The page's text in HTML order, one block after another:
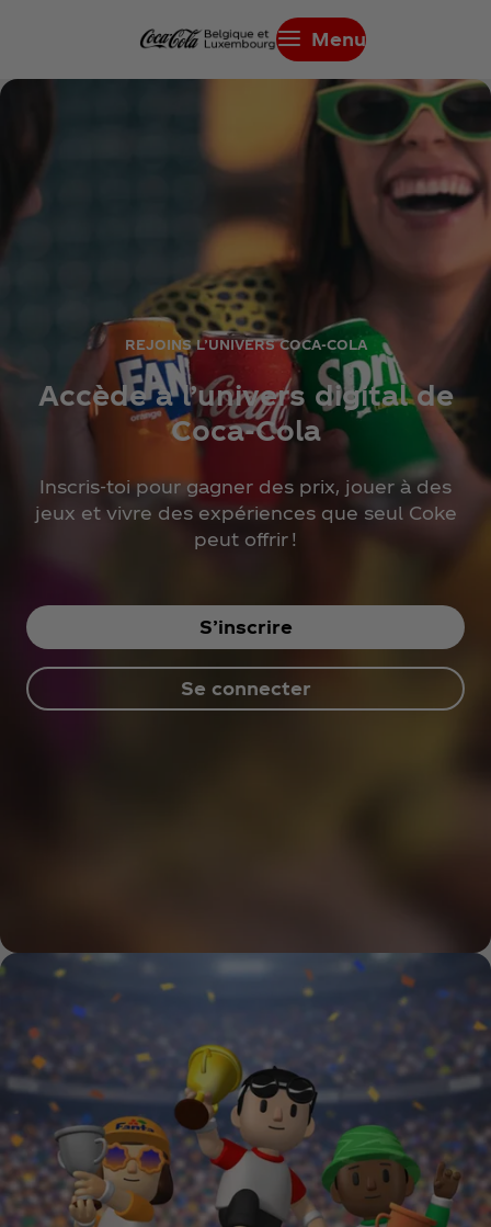
Menu
REJOINS L’UNIVERS COCA‑COLA
Accède à l’univers digital de
Coca‑Cola
Inscris‑toi pour gagner des prix, jouer à des
jeux et vivre des expériences que seul Coke
peut offrir !
S’inscrire
Se connecter